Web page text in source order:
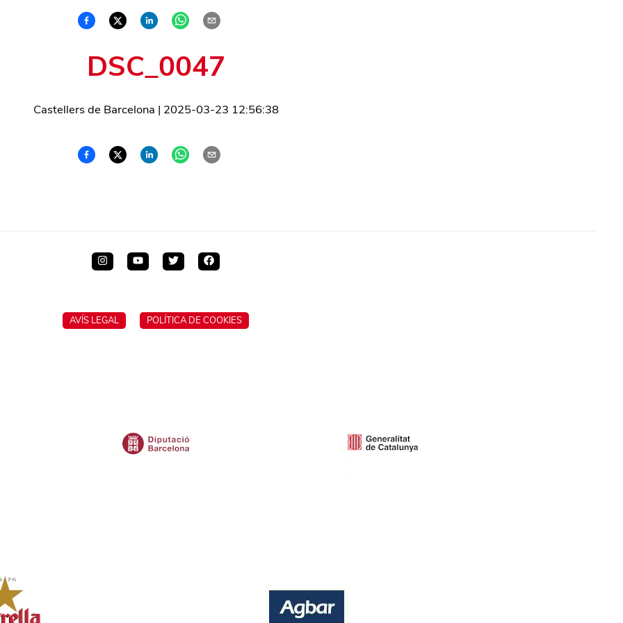
DSC_0047
Castellers de Barcelona | 2025-03-23 12:56:38
AVÍS LEGAL POLÍTICA DE COOKIES